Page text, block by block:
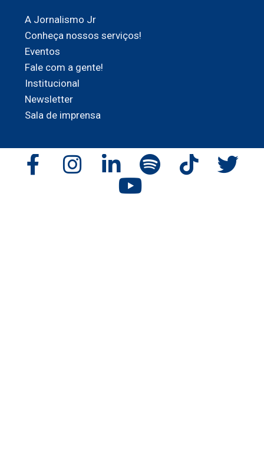
A Jornalismo Jr
Conheça nossos serviços!
Eventos
Fale com a gente!
Institucional
Newsletter
Sala de imprensa